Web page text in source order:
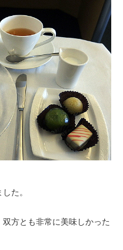
た。
方とも非常に美味しかった